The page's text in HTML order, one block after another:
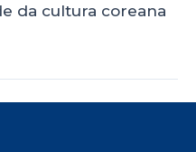
da cultura coreana